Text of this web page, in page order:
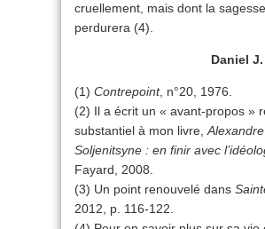
cruellement, mais dont la sagesse
perdurera (4).
Daniel
(1) Contrepoint, n°20, 1976.
(2) Il a écrit un « avant-propos »
substantiel à mon livre, Alexandre
Soljenitsyne : en finir avec
Fayard, 2008.
(3) Un point renouvelé dans
2012, p. 116-122.